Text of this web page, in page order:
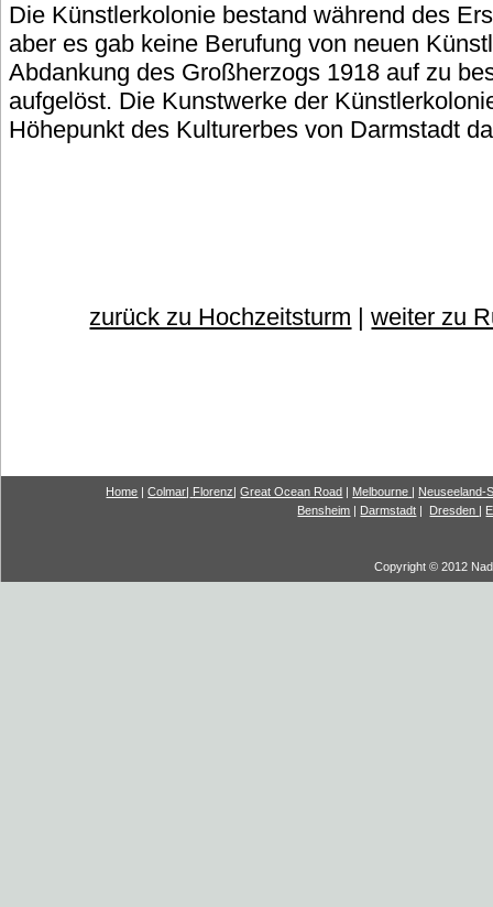
Die Künstlerkolonie bestand während des
aber es gab keine Berufung von neuen
Abdankung des Großherzogs 1918 auf zu
aufgelöst. Die Kunstwerke der
Höhepunkt des Kulturerbes von Darmstadt
zurück zu Hochzeitsturm |weiter zu
Home |Colmar| Florenz|Great Ocean Road | Melbourne | Neuseeland-
Bensheim | Darmstadt | Dresden |
Copyright © 2012